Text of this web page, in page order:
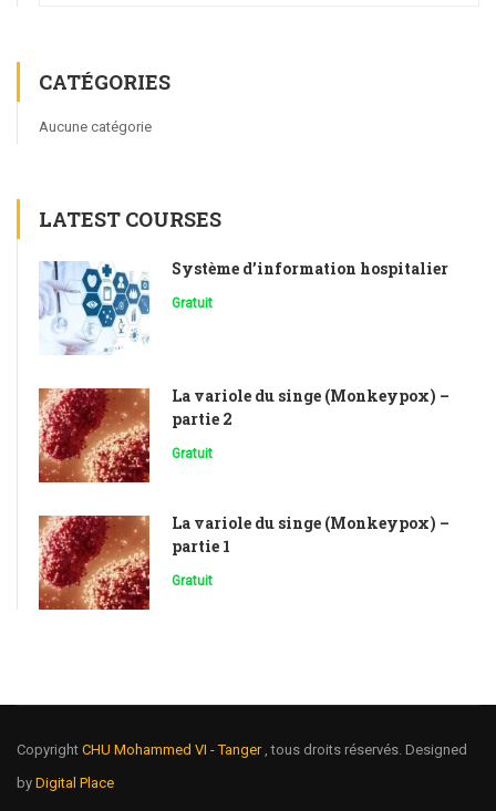
CATÉGORIES
Aucune catégorie
LATEST COURSES
Système d’information hospitalier
Gratuit
La variole du singe (Monkeypox) –
partie 2
Gratuit
La variole du singe (Monkeypox) –
partie 1
Gratuit
Copyright CHU Mohammed VI - Tanger , tous droits réservés. Designed
by Digital Place